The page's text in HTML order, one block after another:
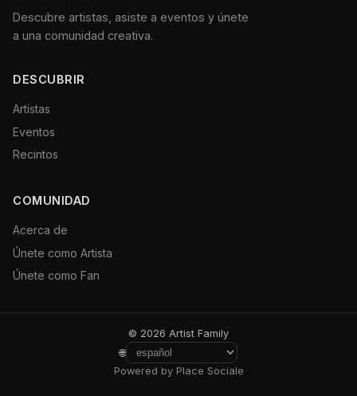
Descubre artistas, asiste a eventos y únete
a una comunidad creativa.
DESCUBRIR
Artistas
Eventos
Recintos
COMUNIDAD
Acerca de
Únete como Artista
Únete como Fan
© 2026 Artist Family
🌐
Powered by Place Sociale